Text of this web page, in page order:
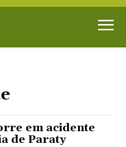
em acidente
de Paraty